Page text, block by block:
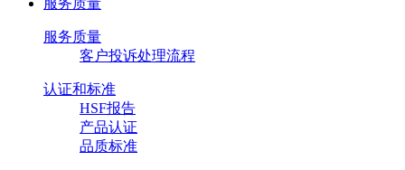
服务质量
服务质量
客户投诉处理流程
认证和标准
HSF报告
产品认证
品质标准